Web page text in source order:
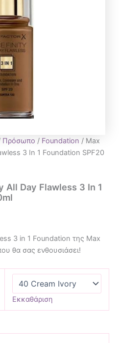
Πρόσωπο / Foundation / Max
3 In 1 Foundation SPF20
All Day Flawless 3 In 1
3 in 1 Foundation της Max
θα σας ενθουσιάσει!
Εκκαθάριση